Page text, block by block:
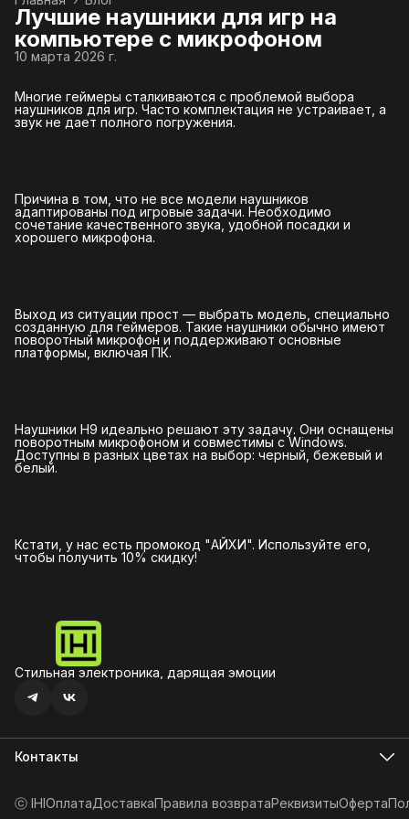
Лучшие наушники для игр на
компьютере с микрофоном
10 марта 2026 г.
Многие геймеры сталкиваются с проблемой выбора
наушников для игр. Часто комплектация не устраивает, а
звук не дает полного погружения.
Причина в том, что не все модели наушников
адаптированы под игровые задачи. Необходимо
сочетание качественного звука, удобной посадки и
хорошего микрофона.
Выход из ситуации прост — выбрать модель, специально
созданную для геймеров. Такие наушники обычно имеют
поворотный микрофон и поддерживают основные
платформы, включая ПК.
Наушники H9 идеально решают эту задачу. Они оснащены
поворотным микрофоном и совместимы с Windows.
Доступны в разных цветах на выбор: черный, бежевый и
белый.
Кстати, у нас есть промокод "АЙХИ". Используйте его,
чтобы получить 10% скидку!
Стильная электроника, дарящая эмоции
Контакты
ⓒ IHIОплатаДоставкаПравила возвратаРеквизитыОферта